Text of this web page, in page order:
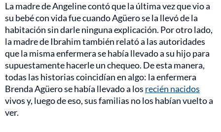
La madre de Angeline contó que la última vez que vio a
su bebé con vida fue cuando Agüero se la llevó de la
habitación sin darle ninguna explicación. Por otro lado,
la madre de Ibrahim también relató a las autoridades
que la misma enfermera se había llevado a su hijo para
supuestamente hacerle un chequeo. De esta manera,
todas las historias coincidían en algo: la enfermera
Brenda Agüero se había llevado a los recién nacidos
vivos y, luego de eso, sus familias no los habían vuelto a
ver.